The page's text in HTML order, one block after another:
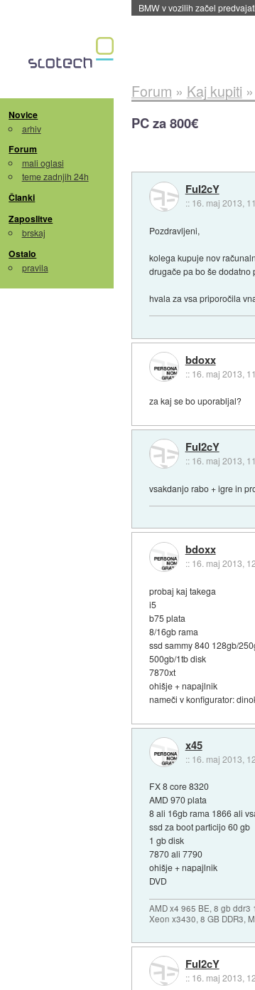
BMW v vozilih začel
Novice
arhiv
Forum
mali oglasi
teme zadnjih 24h
Članki
Zaposlitve
brskaj
Ostalo
pravila
Forum » Kaj kupiti »
PC za 800€
FuI2cY
:: 16. maj 2013,
Pozdravljeni,
kolega kupuje nov
drugače pa bo še dodatno
hvala za vsa priporočila
bdoxx
:: 16. maj 2013,
za kaj se bo uporabljal?
FuI2cY
:: 16. maj 2013,
vsakdanjo rabo + igre in
bdoxx
:: 16. maj 2013,
probaj kaj takega
i5
b75 plata
8/16gb rama
ssd sammy 840 128gb/
500gb/1tb disk
7870xt
ohišje + napajlnik
nameči v konfigurator:
x45
:: 16. maj 2013,
FX 8 core 8320
AMD 970 plata
8 ali 16gb rama 1866 ali
ssd za boot particijo 60 gb
1 gb disk
7870 ali 7790
ohišje + napajlnik
DVD
AMD x4 965 BE, 8 gb ddr3
Xeon x3430, 8 GB DDR3,
FuI2cY
:: 16. maj 2013,